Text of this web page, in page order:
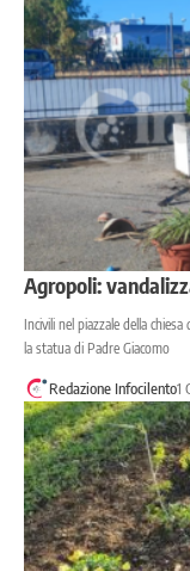
Agropoli:
Incivili nel piazzale della
la statua di Padre Giacomo
Redazione Infocilento1